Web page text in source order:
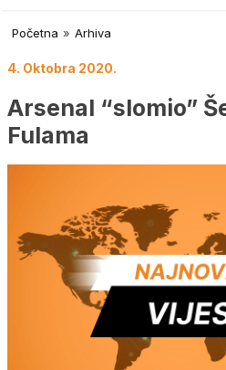
Početna » Arhiva
4. Oktobra 2020.
Arsenal “slomio”
Fulama